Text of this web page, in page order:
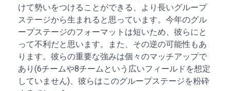
けて勢いをつけることができる、より長いグループ
ステージから生まれると思っています。今年のグル
ープステージのフォーマットは短いため、彼らにと
って不利だと思います。また、その逆の可能性もあ
ります。彼らの重要な強みは個々のマッチアップで
あり(6チームや8チームという広いフィールドを想定
していません)、彼らはこのグループステージを粉砕